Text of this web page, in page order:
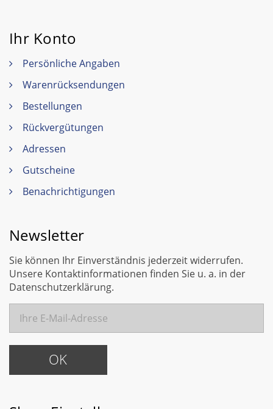
Ihr Konto
Persönliche Angaben
Warenrücksendungen
Bestellungen
Rückvergütungen
Adressen
Gutscheine
Benachrichtigungen
Newsletter
Sie können Ihr Einverständnis jederzeit widerrufen.
Unsere Kontaktinformationen finden Sie u. a. in der
Datenschutzerklärung.